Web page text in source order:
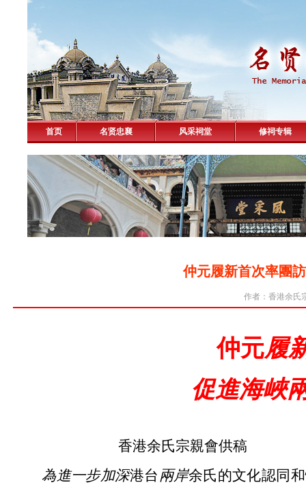
首页 名贤忠襄 风采祠堂 修祠专辑
仲元履新首次率團
作者：香港余氏
仲元履
促進海峽
香港余氏宗親會供稿
為進一步加深港台 兩岸余氏的文化認同